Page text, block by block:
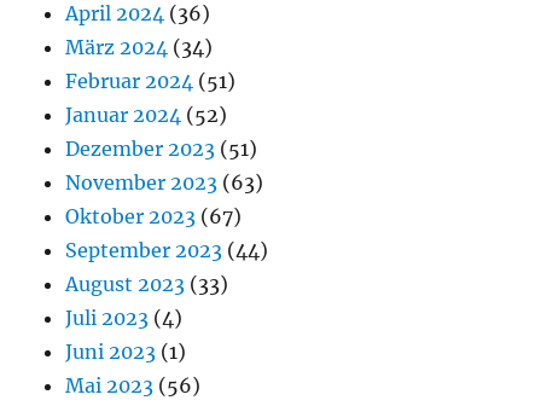
April 2024 (36)
März 2024 (34)
Februar 2024 (51)
Januar 2024 (52)
Dezember 2023 (51)
November 2023 (63)
Oktober 2023 (67)
September 2023 (44)
August 2023 (33)
Juli 2023 (4)
Juni 2023 (1)
Mai 2023 (56)